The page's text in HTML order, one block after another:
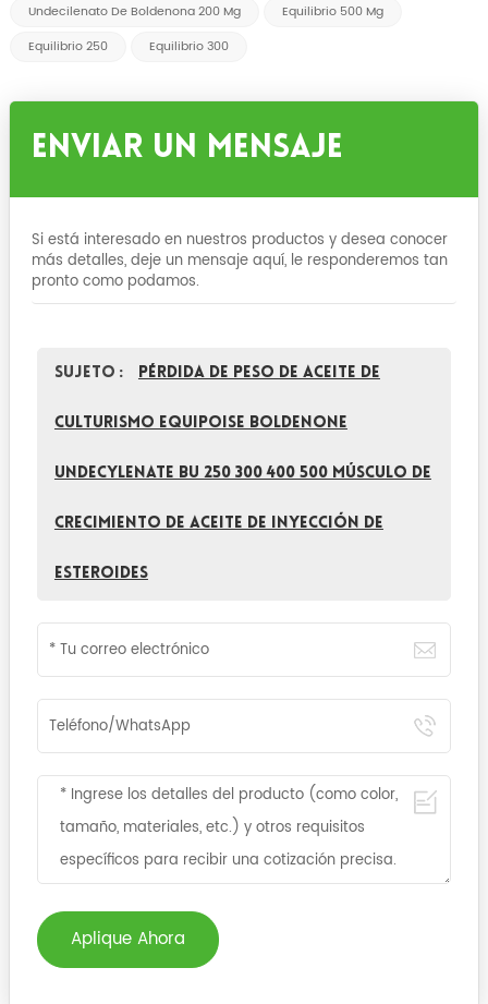
Undecilenato De Boldenona 200 Mg
Equilibrio 500 Mg
Equilibrio 250
Equilibrio 300
Enviar Un Mensaje
Si está interesado en nuestros productos y desea conocer
más detalles, deje un mensaje aquí, le responderemos tan
pronto como podamos.
Sujeto : Pérdida de peso de aceite de
culturismo Equipoise Boldenone
Undecylenate BU 250 300 400 500 Músculo de
crecimiento de aceite de inyección de
esteroides
Aplique Ahora